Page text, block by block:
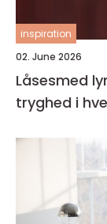
inspiration
02. June 2026
Låsesmed lyngby
tryghed i